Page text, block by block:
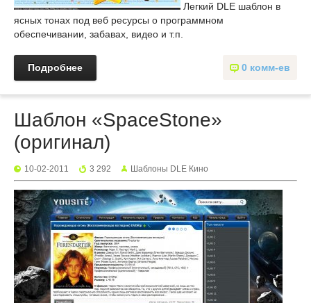
Легкий DLE шаблон в
ясных тонах под веб ресурсы о программном
обеспечивании, забавах, видео и т.п.
0 комм-ев
Подробнее
Шаблон «SpaceStone»
(оригинал)
10-02-2011 3 292 Шаблоны DLE Кино